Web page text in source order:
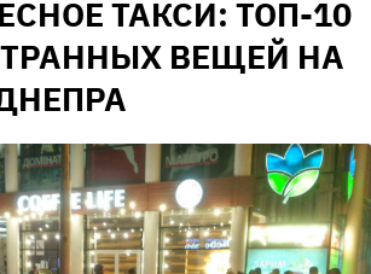
ТАКСИ: ТОП-10
ВЕЩЕЙ НА